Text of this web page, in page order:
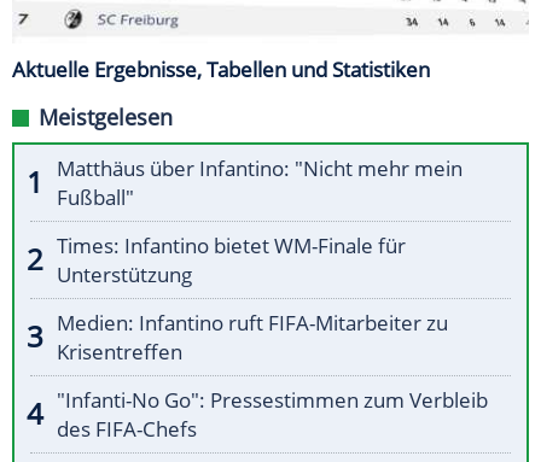
Aktuelle Ergebnisse, Tabellen und Statistiken
Meistgelesen
Matthäus über Infantino: "Nicht mehr mein
Fußball"
Times: Infantino bietet WM-Finale für
Unterstützung
Medien: Infantino ruft FIFA-Mitarbeiter zu
Krisentreffen
"Infanti-No Go": Pressestimmen zum Verbleib
des FIFA-Chefs